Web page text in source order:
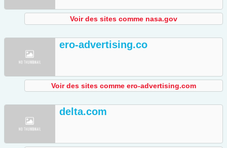
Voir des sites comme nasa.gov
ero-advertising.co
Voir des sites comme ero-advertising.com
delta.com